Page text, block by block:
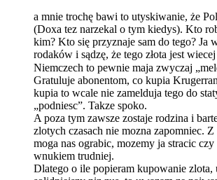
a mnie trochę bawi to utyskiwanie, że
(Doxa tez narzekal o tym kiedys). Kto
kim? Kto się przyznaje sam do tego? Ja
rodaków i sądzę, że tego złota jest
Niemczech to pewnie maja zwyczaj
Gratuluje abonentom, co kupia
kupia to wcale nie zamelduja tego do
„podniesc”. Takze spoko.
A poza tym zawsze zostaje rodzina i
zlotych czasach nie mozna zapomniec.
moga nas ograbic, mozemy ja stracic
wnukiem trudniej.
Dlatego o ile popieram kupowanie zlota,